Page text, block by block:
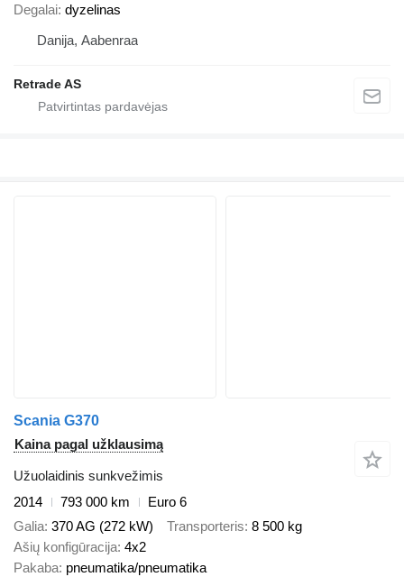
Degalai dyzelinas
Danija, Aabenraa
Retrade AS
Scania G370
Kaina pagal užklausimą
Užuolaidinis sunkvežimis
2014
793 000 km
Euro 6
Galia 370 AG (272 kW) Transporteris 8 500 kg
Ašių konfigūracija 4x2
Pakaba pneumatika/pneumatika